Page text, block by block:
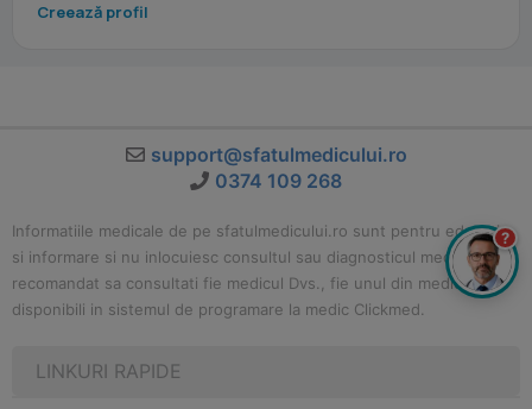
Creează profil
support@sfatulmedicului.ro
0374 109 268
Informatiile medicale de pe sfatulmedicului.ro sunt pentru educatie
si informare si nu inlocuiesc consultul sau diagnosticul medical. Este
recomandat sa consultati fie medicul Dvs., fie unul din medicii
disponibili in sistemul de programare la medic Clickmed.
LINKURI RAPIDE
?